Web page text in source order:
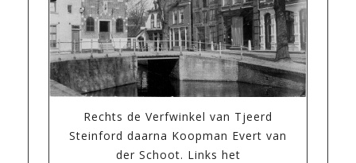
Rechts de Verfwinkel van Tjeerd
Steinford daarna Koopman Evert van
der Schoot. Links het